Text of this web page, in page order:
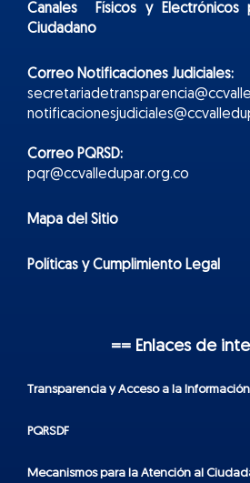
Canales Físicos yElectrónicos
Ciudadano
Correo Notificaciones Judiciales:
Correo PQRSD:
pqr@ccvalledupar.org.co
Mapa del Sitio
Políticas y Cumplimiento Legal
== Enlaces de
Transparencia y Acceso a la
PQRSDF
Mecanismos para la Atención al